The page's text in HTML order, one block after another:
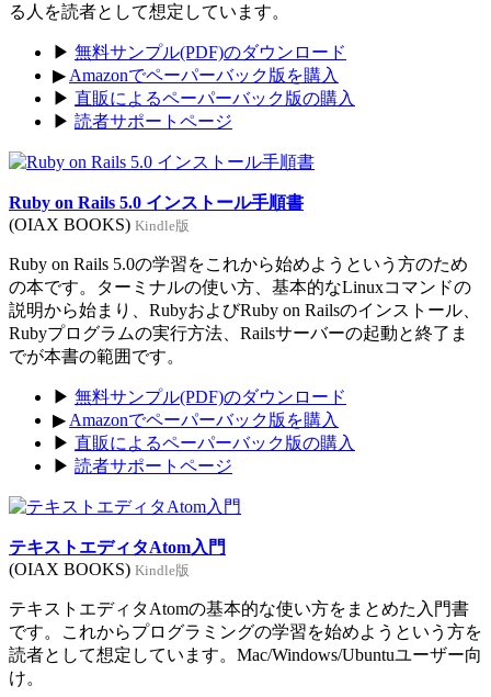
る人を読者として想定しています。
▶ 無料サンプル(PDF)のダウンロード
▶ Amazonでペーパーバック版を購入
▶ 直販によるペーパーバック版の購入
▶ 読者サポートページ
Ruby on Rails 5.0 インストール手順書
(OIAX BOOKS) Kindle版
Ruby on Rails 5.0の学習をこれから始めようという方のため
の本です。ターミナルの使い方、基本的なLinuxコマンドの
説明から始まり、RubyおよびRuby on Railsのインストール、
Rubyプログラムの実行方法、Railsサーバーの起動と終了ま
でが本書の範囲です。
▶ 無料サンプル(PDF)のダウンロード
▶ Amazonでペーパーバック版を購入
▶ 直販によるペーパーバック版の購入
▶ 読者サポートページ
テキストエディタAtom入門
(OIAX BOOKS) Kindle版
テキストエディタAtomの基本的な使い方をまとめた入門書
です。これからプログラミングの学習を始めようという方を
読者として想定しています。Mac/Windows/Ubuntuユーザー向
け。